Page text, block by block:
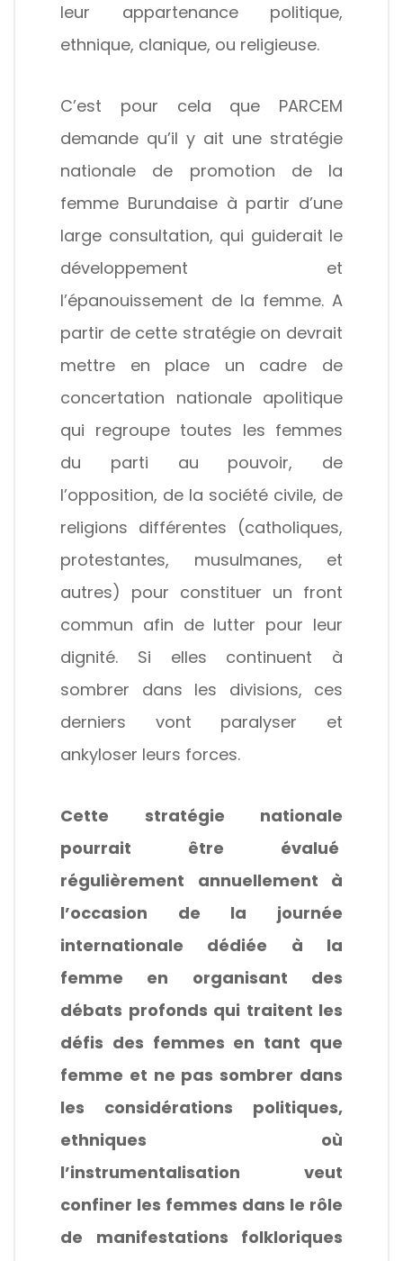
leur appartenance politique,
ethnique, clanique, ou religieuse.
C’est pour cela que PARCEM
demande qu’il y ait une stratégie
nationale de promotion de la
femme Burundaise à partir d’une
large consultation, qui guiderait le
développement et
l’épanouissement de la femme. A
partir de cette stratégie on devrait
mettre en place un cadre de
concertation nationale apolitique
qui regroupe toutes les femmes
du parti au pouvoir, de
l’opposition, de la société civile, de
religions différentes (catholiques,
protestantes, musulmanes, et
autres) pour constituer un front
commun afin de lutter pour leur
dignité. Si elles continuent à
sombrer dans les divisions, ces
derniers vont paralyser et
ankyloser leurs forces.
Cette stratégie nationale
pourrait être évalué
régulièrement annuellement à
l’occasion de la journée
internationale dédiée à la
femme en organisant des
débats profonds qui traitent les
défis des femmes en tant que
femme et ne pas sombrer dans
les considérations politiques,
ethniques où
l’instrumentalisation veut
confiner les femmes dans le rôle
de manifestations folkloriques